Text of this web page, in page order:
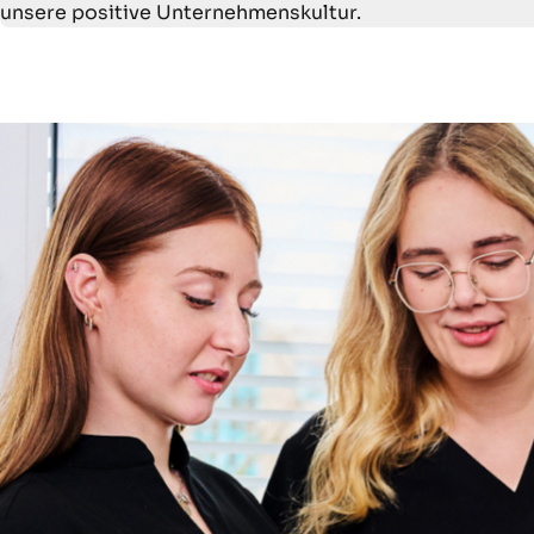
unsere positive Unternehmenskultur.